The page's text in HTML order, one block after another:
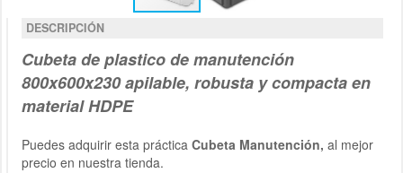
DESCRIPCIÓN
Cubeta de plastico de manutención
800x600x230apilable, robusta y compacta en
material HDPE
Puedes adquirir esta práctica Cubeta Manutención, al mejor
precio en nuestra tienda.